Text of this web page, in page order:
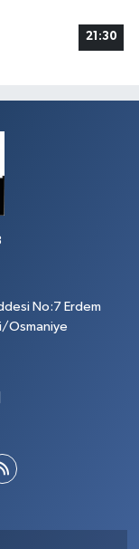
21:30
No:7 Erdem
Osmaniye